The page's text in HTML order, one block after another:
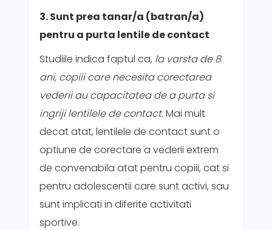
3. Sunt prea tanar/a (batran/a)
pentru a purta lentile de contact
Studiile indica faptul ca, la varsta de 8
ani, copiii care necesita corectarea
vederii au capacitatea de a purta si
ingriji lentilele de contact.Mai mult
decat atat, lentilele de contact sunt o
optiune de corectare a vederii extrem
de convenabila atat pentru copiii, cat si
pentru adolescentii care sunt activi, sau
sunt implicati in diferite activitati
sportive.